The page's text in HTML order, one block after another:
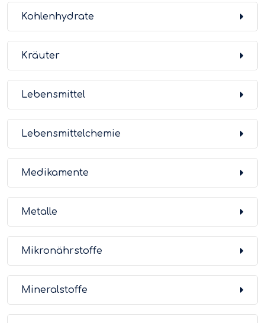
Kohlenhydrate
Kräuter
Lebensmittel
Lebensmittelchemie
Medikamente
Metalle
Mikronährstoffe
Mineralstoffe